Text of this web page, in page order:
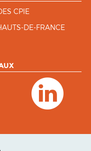
CPIE
DE-FRANCE